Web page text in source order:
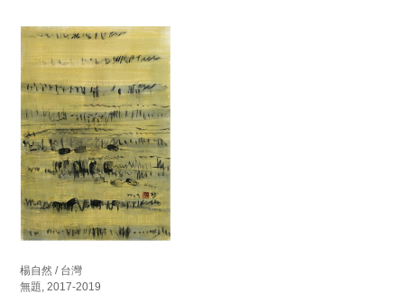
楊自然 / 台灣
無題, 2017-2019